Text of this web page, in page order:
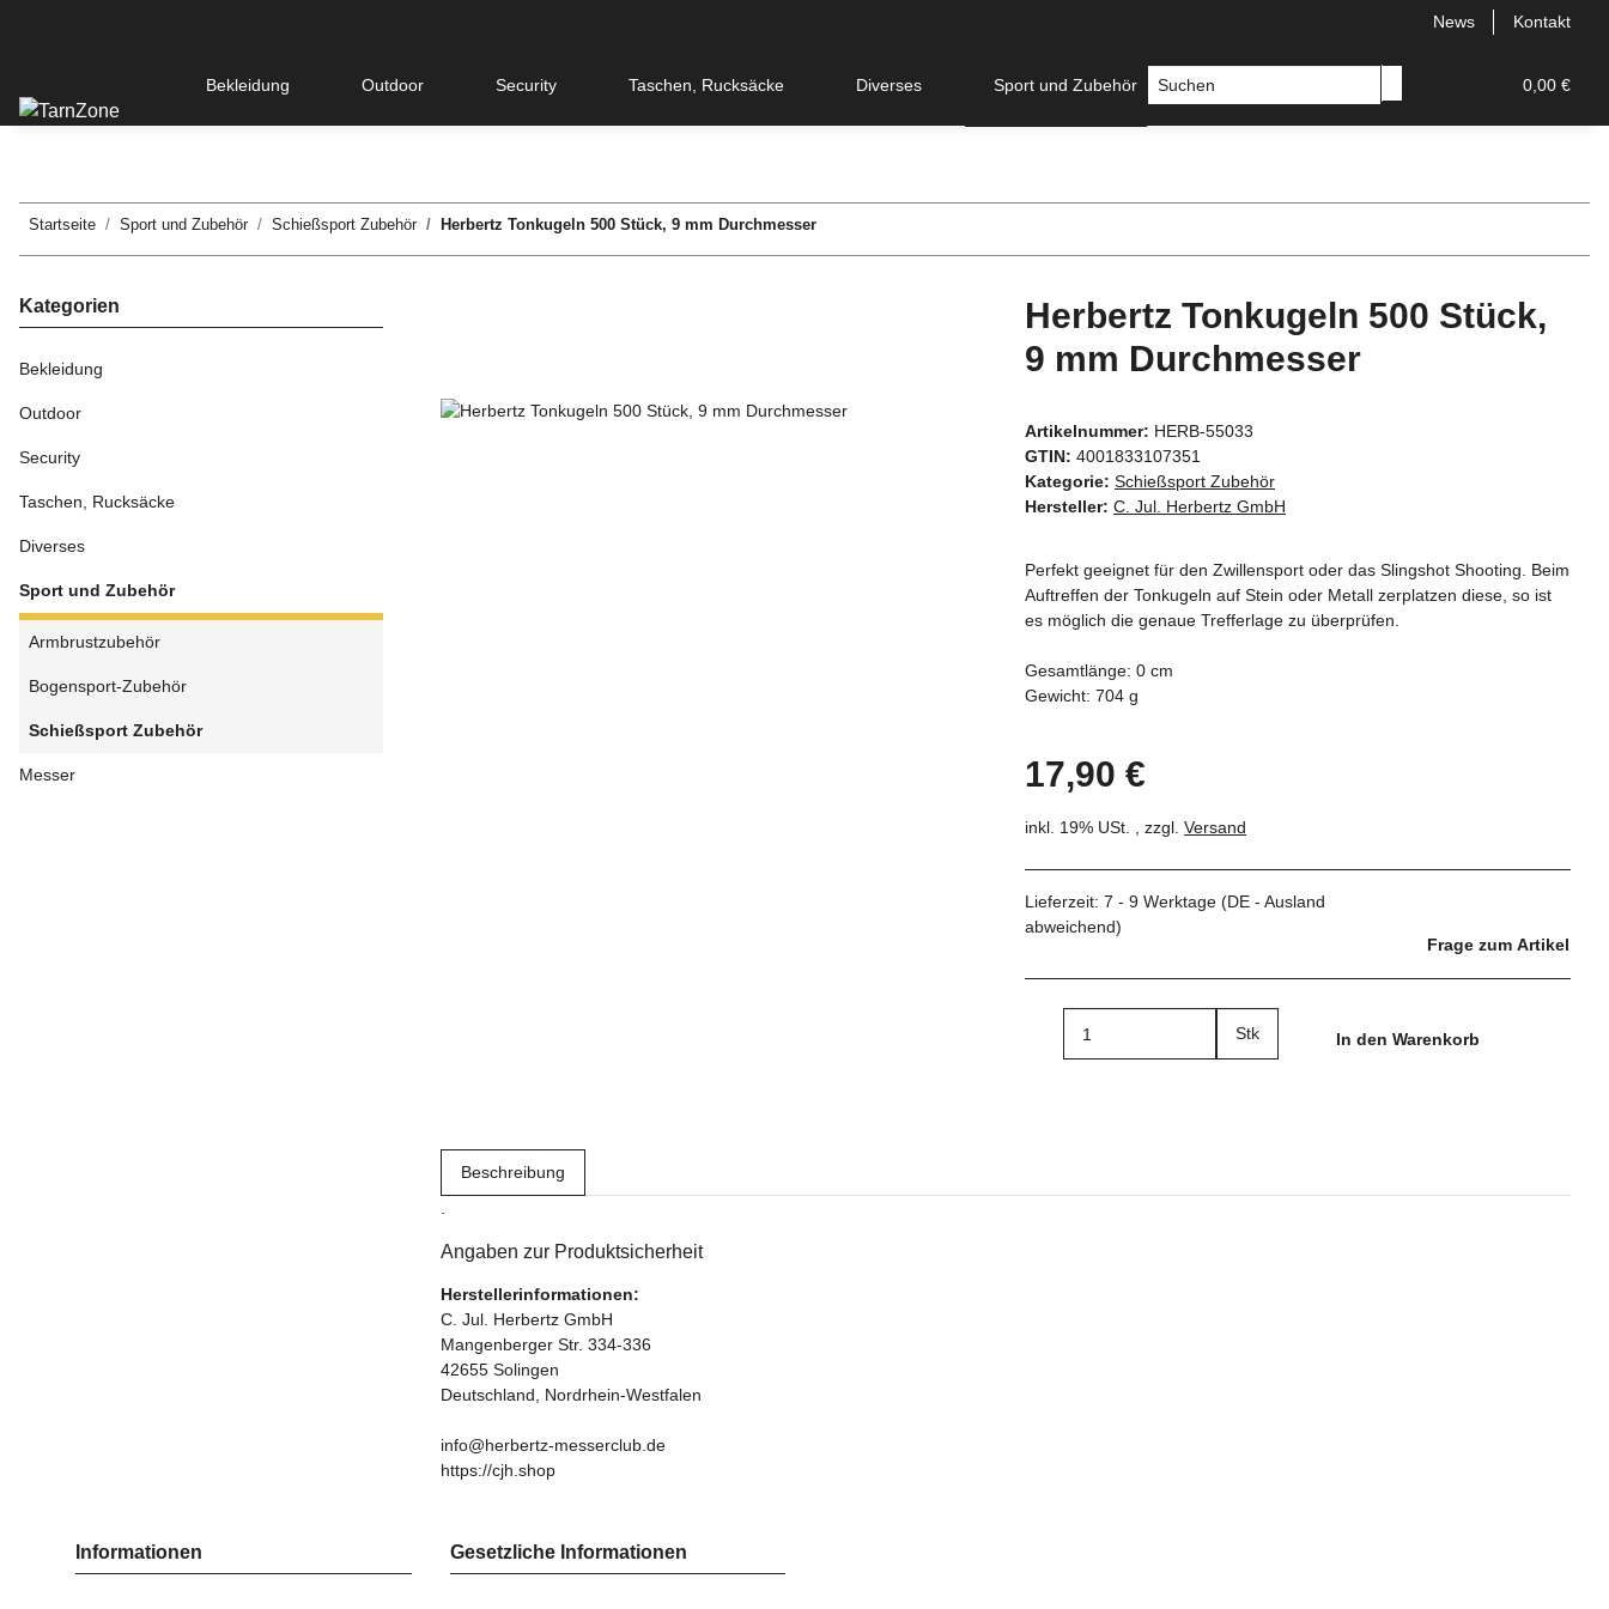
News Kontakt
0,00 €
Bekleidung Outdoor Security Taschen, Rucksäcke Diverses Sport und Zubehör Messer
Startseite Sport und Zubehör Schießsport Zubehör Herbertz Tonkugeln 500 Stück, 9 mm Durchmesser
Herbertz Tonkugeln 500 Stück,
9 mm Durchmesser
Artikelnummer: HERB-55033
GTIN: 4001833107351
Kategorie: Schießsport Zubehör
Hersteller: C. Jul. Herbertz GmbH
Perfekt geeignet für den Zwillensport oder das Slingshot Shooting. Beim
Auftreffen der Tonkugeln auf Stein oder Metall zerplatzen diese, so ist
es möglich die genaue Trefferlage zu überprüfen.
Gesamtlänge: 0 cm
Gewicht: 704 g
17,90 €
inkl. 19% USt. , zzgl. Versand
Lieferzeit: 7 - 9 Werktage (DE - Ausland
abweichend)
Frage zum Artikel
Stk In den Warenkorb
Beschreibung
Angaben zur Produktsicherheit
Herstellerinformationen:
C. Jul. Herbertz GmbH
Mangenberger Str. 334-336
42655 Solingen
Deutschland, Nordrhein-Westfalen
info@herbertz-messerclub.de
https://cjh.shop
Kategorien
Bekleidung
Outdoor
Security
Taschen, Rucksäcke
Diverses
Sport und Zubehör
Armbrustzubehör
Bogensport-Zubehör
Schießsport Zubehör
Messer
Informationen Gesetzliche Informationen